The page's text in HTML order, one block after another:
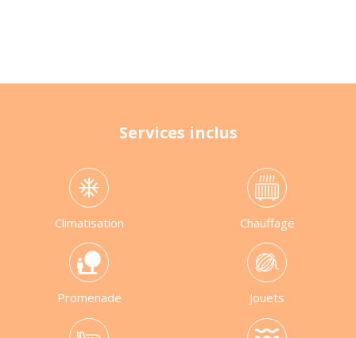
Services inclus
Climatisation Chauffage
Promenade Jouets